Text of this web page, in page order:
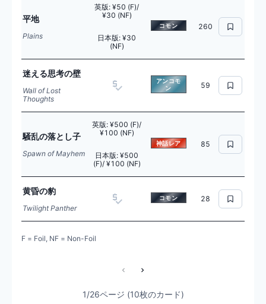
平地
Plains
英版: ¥50 (F)/
¥30 (NF)
日本版: ¥30
(NF)
コモン 260
迷える思考の壁
Wall of Lost
Thoughts
アンコモ
ン
59
騒乱の落とし子
Spawn of Mayhem
英版: ¥500 (F)/
¥100 (NF)
日本版: ¥500
(F)/ ¥100 (NF)
神話レア 85
黄昏の豹
Twilight Panther
コモン 28
F = Foil, NF = Non-Foil
1/26ページ (10枚のカード)